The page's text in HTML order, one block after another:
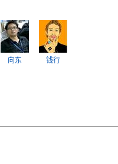
向东 钱行